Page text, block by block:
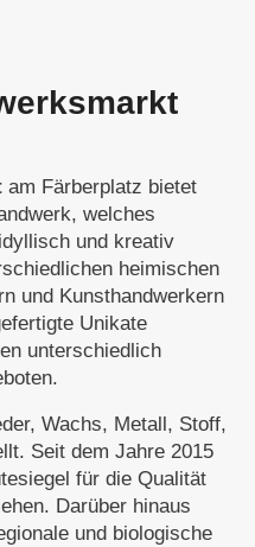
am Färberplatz bietet
welches
und kreativ
heimischen
und Kunsthandwerkern
Unikate
unterschiedlich
Wachs, Metall, Stoff,
Seit dem Jahre 2015
für die Qualität
Darüber hinaus
und biologische